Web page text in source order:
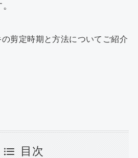
剪定時期と方法についてご紹介
目次